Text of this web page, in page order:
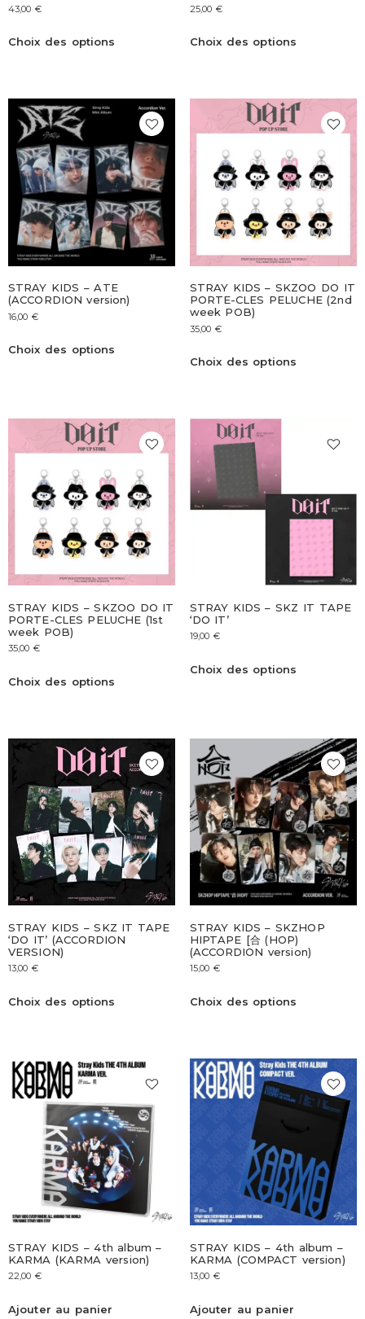
43,00 €
Choix des options
25,00 €
Choix des options
STRAY KIDS – ATE
(ACCORDION version)
16,00 €
Choix des options
STRAY KIDS – SKZOO DO IT
PORTE-CLES PELUCHE (2nd
week POB)
35,00 €
Choix des options
STRAY KIDS – SKZOO DO IT
PORTE-CLES PELUCHE (1st
week POB)
35,00 €
Choix des options
STRAY KIDS – SKZ IT TAPE
‘DO IT’
19,00 €
Choix des options
STRAY KIDS – SKZ IT TAPE
‘DO IT’ (ACCORDION
VERSION)
13,00 €
Choix des options
STRAY KIDS – SKZHOP
HIPTAPE [合 (HOP)
(ACCORDION version)
15,00 €
Choix des options
STRAY KIDS – 4th album –
KARMA (KARMA version)
22,00 €
Ajouter au panier
STRAY KIDS – 4th album –
KARMA (COMPACT version)
13,00 €
Ajouter au panier